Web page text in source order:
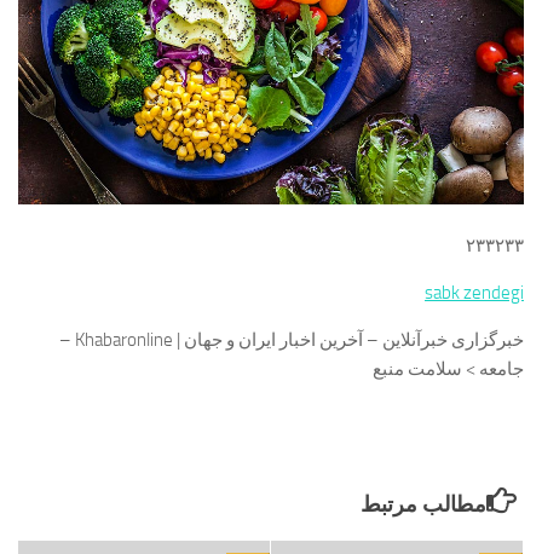
۲۳۳۲۳۳
sabk zendegi
خبرگزاری خبرآنلاین – آخرین اخبار ایران و جهان | Khabaronline –
جامعه > سلامت منبع
مطالب مرتبط